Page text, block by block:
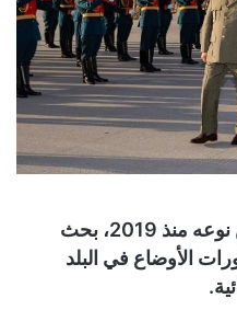
لقاء روسي – ليبي هو الأول من نوعه منذ 2019، بحث
الأوضاع في البلد